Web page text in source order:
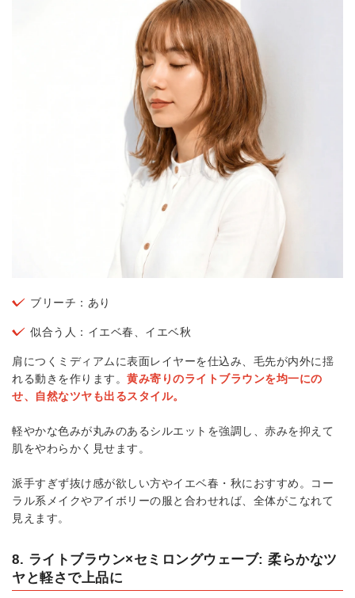
ブリーチ：あり
似合う人：イエベ春、イエベ秋
肩につくミディアムに表面レイヤーを仕込み、毛先が内外に揺
れる動きを作ります。 黄み寄りのライトブラウンを均一にの
せ、自然なツヤも出るスタイル。
軽やかな色みが丸みのあるシルエットを強調し、赤みを抑えて
肌をやわらかく見せます。
派手すぎず抜け感が欲しい方やイエベ春・秋におすすめ。コー
ラル系メイクやアイボリーの服と合わせれば、全体がこなれて
見えます。
8. ライトブラウン×セミロングウェーブ: 柔らかなツ
ヤと軽さで上品に